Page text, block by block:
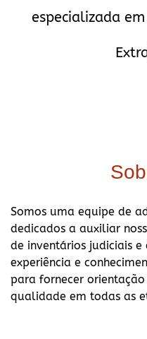
especializada
Somos uma equipe de
dedicados a auxiliar
de inventários judiciais
experiência e
para fornecer
qualidade em todas as